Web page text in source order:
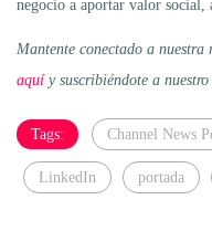
negocio a aportar valor social,
Mantente conectado a nuestra
aquíy suscribiéndote a
Tags: Channel News
LinkedIn portada